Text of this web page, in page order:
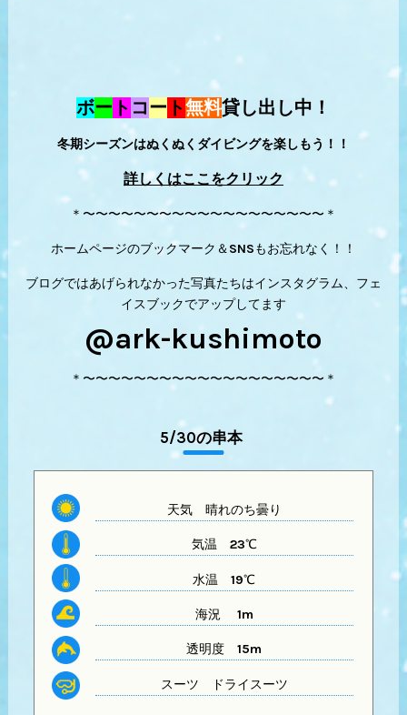
ボー ト コー ト無料貸し出し中！
冬期シーズンはぬくぬくダイビングを楽しもう！！
詳しくはここをクリック
＊〜〜〜〜〜〜〜〜〜〜〜〜〜〜〜〜〜〜〜＊
ホームページのブックマーク＆SNSもお忘れなく！！
ブログではあげられなかった写真たちはインスタグラム、フェ
イスブックでアップしてます
@ark-kushimoto
＊〜〜〜〜〜〜〜〜〜〜〜〜〜〜〜〜〜〜〜＊
5/30の串本
天気晴れのち曇り
気温 23℃
水温 19℃
海況 1m
透明度 15m
スーツ ドライスーツ